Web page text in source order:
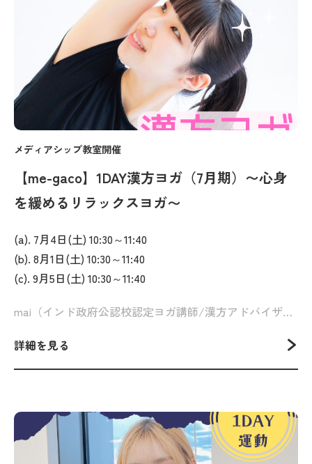
メディアシップ教室開催
【me-gaco】1DAY漢方ヨガ（7月期）〜心身
を緩めるリラックスヨガ〜
(a). 7月4日(土) 10:30～11:40
(b). 8月1日(土) 10:30～11:40
(c). 9月5日(土) 10:30～11:40
mai（インド政府公認校認定ヨガ講師/漢方アドバイザー）
詳細を見る